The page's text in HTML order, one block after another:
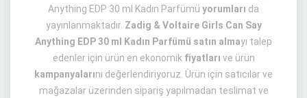
Anything EDP 30 ml Kadın Parfümü yorumları da
yayınlanmaktadır. Zadig & Voltaire Girls Can Say
Anything EDP 30 ml Kadın Parfümü satın almayı talep
edenler için ürün en ekonomik fiyatları ve ürün
kampanyalarını değerlendiriyoruz. Ürün için satıcılar ve
mağazalar üzerinden sipariş yapılmadan teslimat ve